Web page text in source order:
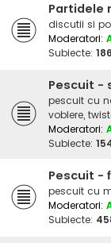
Partidele
discutii si
Moderatori:
Subiecte: 186
Pescuit -
pescuit cu
voblere,
Moderatori:
Subiecte:
Pescuit -
pescuit cu
Moderatori:
Subiecte: